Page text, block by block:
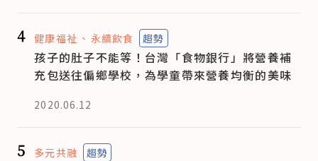
4 健康福祉 永續飲食 趨勢
孩子的肚子不能等！台灣「食物銀行」將營養補
充包送往偏鄉學校，為學童帶來營養均衡的美味
2020.06.12
5 多元共融 趨勢